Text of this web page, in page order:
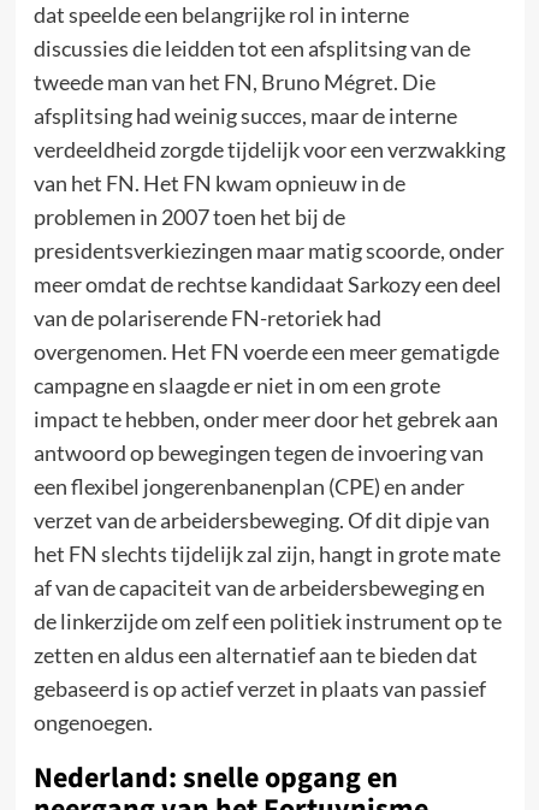
dat speelde een belangrijke rol in interne
discussies die leidden tot een afsplitsing van de
tweede man van het FN, Bruno Mégret. Die
afsplitsing had weinig succes, maar de interne
verdeeldheid zorgde tijdelijk voor een verzwakking
van het FN. Het FN kwam opnieuw in de
problemen in 2007 toen het bij de
presidentsverkiezingen maar matig scoorde, onder
meer omdat de rechtse kandidaat Sarkozy een deel
van de polariserende FN-retoriek had
overgenomen. Het FN voerde een meer gematigde
campagne en slaagde er niet in om een grote
impact te hebben, onder meer door het gebrek aan
antwoord op bewegingen tegen de invoering van
een flexibel jongerenbanenplan (CPE) en ander
verzet van de arbeidersbeweging. Of dit dipje van
het FN slechts tijdelijk zal zijn, hangt in grote mate
af van de capaciteit van de arbeidersbeweging en
de linkerzijde om zelf een politiek instrument op te
zetten en aldus een alternatief aan te bieden dat
gebaseerd is op actief verzet in plaats van passief
ongenoegen.
Nederland: snelle opgang en